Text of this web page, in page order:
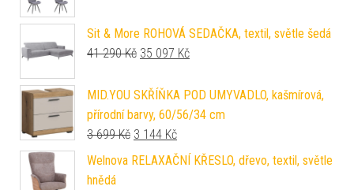
Sit & More ROHOVÁ SEDAČKA, textil, světle šedá
41 290Kč Původní cena byla: 41 290 Kč.
35 097 KčAktuální cena je: 35 097 Kč.
MID.YOU SKŘÍŇKA POD UMYVADLO, kašmírová,
přírodní barvy, 60/56/34 cm
3 699Kč Původní cena byla: 3 699 Kč.
3 144 KčAktuální cena je: 3 144 Kč.
Welnova RELAXAČNÍ KŘESLO, dřevo, textil, světle
hnědá